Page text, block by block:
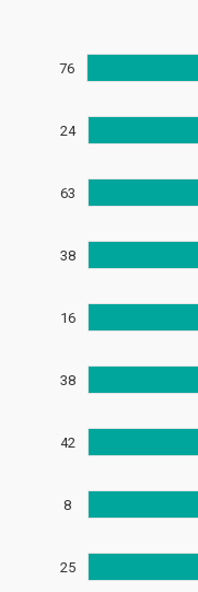
76
24
63
38
16
38
42
8
25